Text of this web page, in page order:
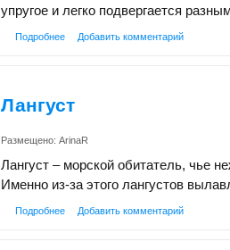
упругое и легко подвергается
Подробнее Добавить комментарий
Лангуст
Размещено: ArinaR
Лангуст – морской обитатель, чье
Именно из-за этого лангустов
Подробнее Добавить комментарий